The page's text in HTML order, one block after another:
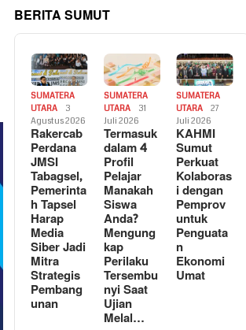
BERITA SUMUT
SUMATERA
UTARA
3
Agustus 2026
Rakercab
Perdana
JMSI
Tabagsel,
Pemerinta
h Tapsel
Harap
Media
Siber Jadi
Mitra
Strategis
Pembang
unan
SUMATERA
UTARA
31
Juli 2026
Termasuk
dalam 4
Profil
Pelajar
Manakah
Siswa
Anda?
Mengung
kap
Perilaku
Tersembu
nyi Saat
Ujian
Melal…
SUMATERA
UTARA
27
Juli 2026
KAHMI
Sumut
Perkuat
Kolaboras
i dengan
Pemprov
untuk
Penguata
n
Ekonomi
Umat